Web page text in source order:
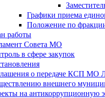
Графики приема
Положение по
работы
Совета МО
в сфере закупок
о передаче КСП МО
внешнего
на антикоррупционную